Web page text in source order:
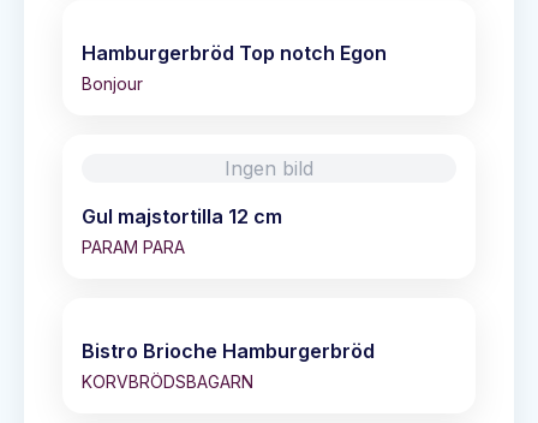
Hamburgerbröd Top notch Egon
Bonjour
Ingen bild
Gul majstortilla 12 cm
PARAM PARA
Bistro Brioche Hamburgerbröd
KORVBRÖDSBAGARN